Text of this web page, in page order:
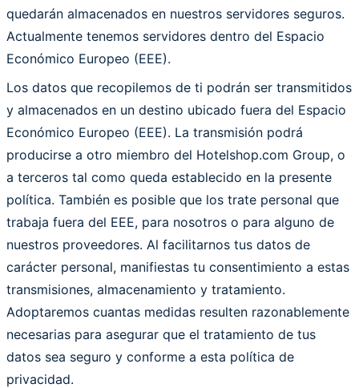
quedarán almacenados en nuestros servidores seguros.
Actualmente tenemos servidores dentro del Espacio
Económico Europeo (EEE).
Los datos que recopilemos de ti podrán ser transmitidos
y almacenados en un destino ubicado fuera del Espacio
Económico Europeo (EEE). La transmisión podrá
producirse a otro miembro del Hotelshop.com Group, o
a terceros tal como queda establecido en la presente
política. También es posible que los trate personal que
trabaja fuera del EEE, para nosotros o para alguno de
nuestros proveedores. Al facilitarnos tus datos de
carácter personal, manifiestas tu consentimiento a estas
transmisiones, almacenamiento y tratamiento.
Adoptaremos cuantas medidas resulten razonablemente
necesarias para asegurar que el tratamiento de tus
datos sea seguro y conforme a esta política de
privacidad.